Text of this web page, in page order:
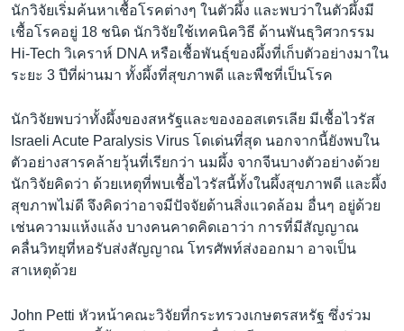
นักวิจัยเริ่มค้นหาเชื้อโรคต่างๆ ในตัวผึ้ง และพบว่าในตัวผึ้งมี
เชื้อโรคอยู่ 18 ชนิด นักวิจัยใช้เทคนิควิธี ด้านพันธุวิศวกรรม
Hi-Tech วิเคราห์ DNA หรือเชื้อพันธุ์ของผึ้งที่เก็บตัวอย่างมาใน
ระยะ 3 ปีที่ผ่านมา ทั้งผึ้งที่สุขภาพดี และพืชที่เป็นโรค
นักวิจัยพบว่าทั้งผึ้งของสหรัฐและของออสเตรเลีย มีเชื้อไวรัส
Israeli Acute Paralysis Virus โดเด่นที่สุด นอกจากนี้ยังพบใน
ตัวอย่างสารคล้ายวุ้นที่เรียกว่า นมผึ้ง จากจีนบางตัวอย่างด้วย
นักวิจัยคิดว่า ด้วยเหตุที่พบเชื้อไวรัสนี้ทั้งในผึ้งสุขภาพดี และผึ้ง
สุขภาพไม่ดี จึงคิดว่าอาจมีปัจจัยด้านสิ่งแวดล้อม อื่นๆ อยู่ด้วย
เช่นความแห้งแล้ง บางคนคาดคิดเอาว่า การที่มีสัญญาณ
คลื่นวิทยุที่หอรับส่งสัญญาณ โทรศัพท์ส่งออกมา อาจเป็น
สาเหตุด้วย
John Petti หัวหน้าคณะวิจัยที่กระทรวงเกษตรสหรัฐ ซึ่งร่วม